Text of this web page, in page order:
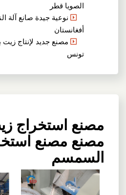
الصويا قطر
نوعية جيدة صانع آلة
أفغانستان
مصنع جديد لإنتاج
تونس
مصنع استخراج
مصنع مصنع
السمسم